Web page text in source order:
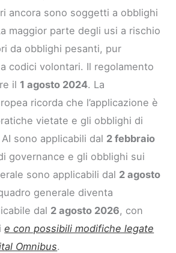
ancora sono soggetti a obblighi
maggior parte degli usi a rischio
da obblighi pesanti, pur
codici volontari. Il regolamento
il 1 agosto 2024. La
ricorda che l’applicazione è
vietate e gli obblighi di
sono applicabili dal 2 febbraio
governance e gli obblighi sui
sono applicabili dal 2 agosto
generale diventa
dal 2 agosto 2026, con
e con possibili modifiche legate
Omnibus.